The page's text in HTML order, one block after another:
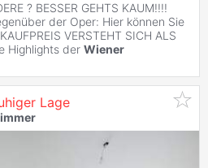
? BESSER GEHTS KAUM!!!!
der Oper: Hier können Sie
VERSTEHT SICH ALS
Highlights der Wiener
Lage